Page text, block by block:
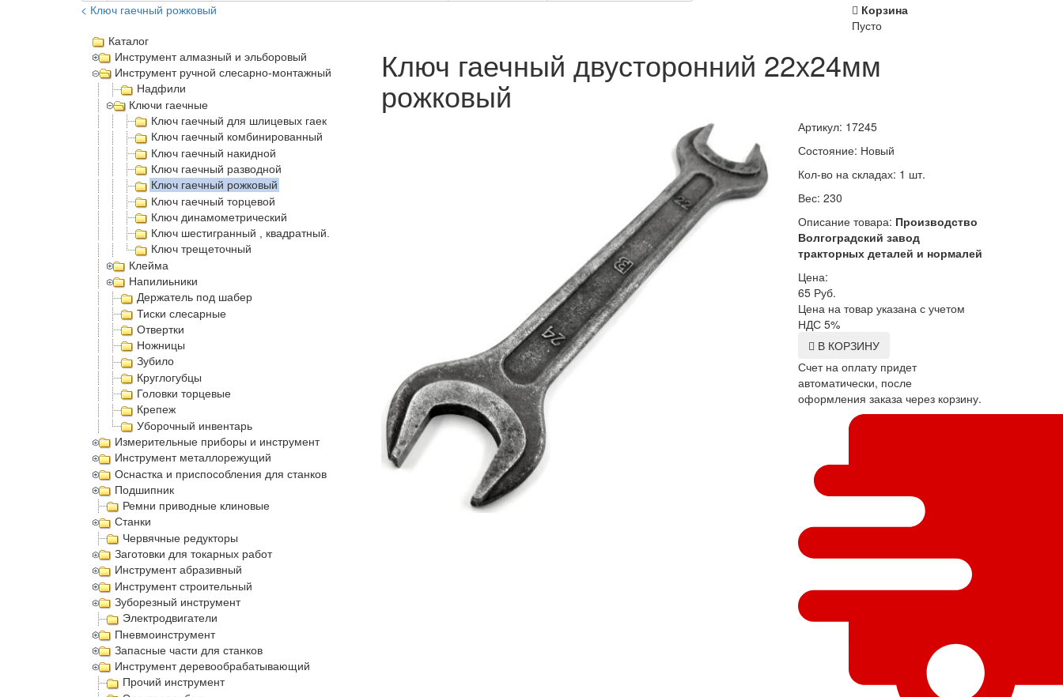
< Ключ гаечный рожковый
Корзина
Пусто
Каталог
Инструмент алмазный и эльборовый
Инструмент ручной слесарно-монтажный
Надфили
Ключи гаечные
Ключ гаечный для шлицевых гаек
Ключ гаечный комбинированный
Ключ гаечный накидной
Ключ гаечный разводной
Ключ гаечный рожковый
Ключ гаечный торцевой
Ключ динамометрический
Ключ шестигранный , квадратный.
Ключ трещеточный
Клейма
Напилиьники
Держатель под шабер
Тиски слесарные
Отвертки
Ножницы
Зубило
Круглогубцы
Головки торцевые
Крепеж
Уборочный инвентарь
Измерительные приборы и инструмент
Инструмент металлорежущий
Оснастка и приспособления для станков
Подшипник
Ремни приводные клиновые
Станки
Червячные редукторы
Заготовки для токарных работ
Инструмент абразивный
Инструмент строительный
Зуборезный инструмент
Электродвигатели
Пневмоинструмент
Запасные части для станков
Инструмент деревообрабатывающий
Прочий инструмент
Ключ гаечный двусторонний 22х24мм
рожковый
Артикул: 17245
Состояние: Новый
Кол-во на складах: 1 шт.
Вес: 230
Описание товара: Производство
Волгоградский завод
тракторных деталей и нормалей
Цена:
65 Руб.
Цена на товар указана с учетом
НДС 5%
В КОРЗИНУ
Счет на оплату придет
автоматически, после
оформления заказа через корзину.